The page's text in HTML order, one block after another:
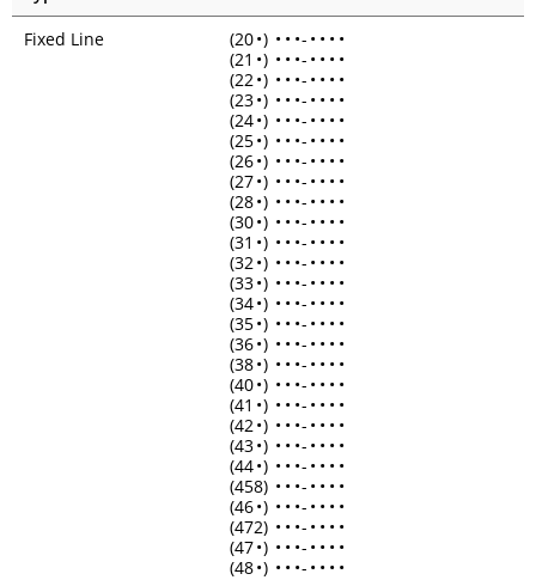
Fixed Line
(20•) • • •- • • • •
(21 •) • • •- • • • •
(22•) • • •- • • • •
(23•) • • •- • • • •
(24•) • • •- • • • •
(25•) • • •- • • • •
(26•) • • •- • • • •
(27•) • • •- • • • •
(28•) • • •- • • • •
(30•) • • •- • • • •
(31 •) • • •- • • • •
(32•) • • •- • • • •
(33•) • • •- • • • •
(34•) • • •- • • • •
(35•) • • •- • • • •
(36•) • • •- • • • •
(38•) • • •- • • • •
(40•) • • •- • • • •
(41 •) • • •- • • • •
(42•) • • •- • • • •
(43•) • • •- • • • •
(44•) • • •- • • • •
(458) • • •- • • • •
(46•) • • •- • • • •
(472) • • •- • • • •
(47•) • • •- • • • •
(48•) • • •- • • • •